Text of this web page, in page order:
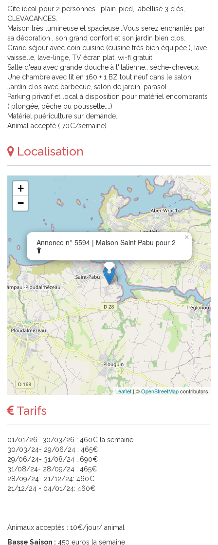
Gîte idéal pour 2 personnes , plain-pied, labellisé 3 clés,
CLEVACANCES.
Maison très lumineuse et spacieuse...Vous serez enchantés par
sa décoration , son grand confort et son jardin bien clos.
Grand séjour avec coin cuisine (cuisine très bien équipée ), lave-
vaisselle, lave-linge, TV écran plat, wi-fi gratuit.
Salle d'eau avec grande douche à l'italienne.. sèche-cheveux.
Une chambre avec lit en 160 + 1 BZ tout neuf dans le salon.
Jardin clos avec barbecue, salon de jardin, parasol
Parking privatif et local à disposition pour matériel encombrants
( plongée, pêche ou poussette....)
Matériel puériculture sur demande.
Animal accepté ( 70€/semaine)
Localisation
Annonce n° 5594 | Maison Saint Pabu pour 2
×
+
−
Leaflet | ©OpenStreetMapcontributors
Tarifs
01/01/26- 30/03/26 : 460€ la semaine
30/03/24- 29/06/24 : 465€
29/06/24- 31/08/24 : 690€
31/08/24- 28/09/24 : 465€
28/09/24- 21/12/24: 460€
21/12/24 - 04/01/24: 460€
Animaux acceptés : 10€/jour/ animal
Basse Saison : 450 euros la semaine